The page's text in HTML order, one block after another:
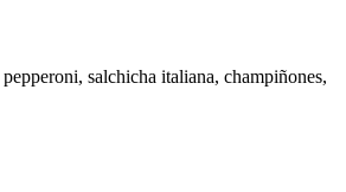
salchicha italiana, champiñones,